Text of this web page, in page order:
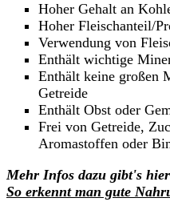
Hoher Gehalt an
Hoher Fleischanteil/
Verwendung von
Enthält wichtige
Enthält keine großen
Getreide
Enthält Obst oder
Frei von Getreide,
Aromastoffen oder
Mehr Infos dazu gibt's
So erkennt man gute